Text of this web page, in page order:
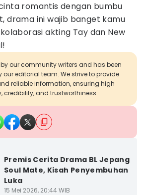
romantis dengan bumbu
drama ini wajib banget kamu
akting Tay dan New
our community writers and has been
our editorial team. We strive to provide
reliable information, ensuring high
and trustworthiness.
Premis Cerita Drama BL Jepang
Soul Mate, Kisah Penyembuhan
Luka
15 Mei 2026, 20:44 WIB